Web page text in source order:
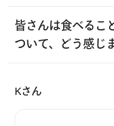
皆さんは食べるこ
ついて、どう感じ
Kさん